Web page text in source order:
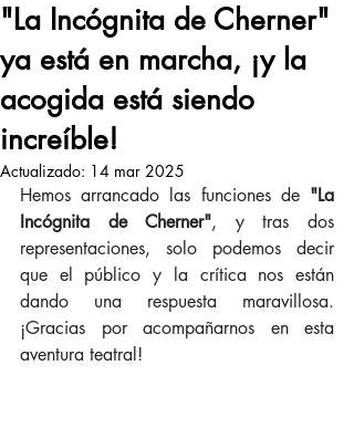
"La Incógnita de Cherner"
ya está en marcha, ¡y la
acogida está siendo
increíble!
Actualizado: 14 mar 2025
Hemos arrancado las funciones de "La
Incógnita de Cherner", y tras dos
representaciones, solo podemos decir
que el público y la crítica nos están
dando una respuesta maravillosa.
¡Gracias por acompañarnos en esta
aventura teatral!